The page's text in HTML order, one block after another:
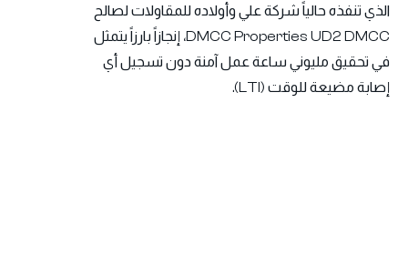
الذي تنفذه حالياً شركة علي وأولاده للمقاولات لصالح
DMCC Properties UD2 DMCC، إنجازاً بارزاً يتمثل
في تحقيق مليوني ساعة عمل آمنة دون تسجيل أي
إصابة مضيعة للوقت (LTI).